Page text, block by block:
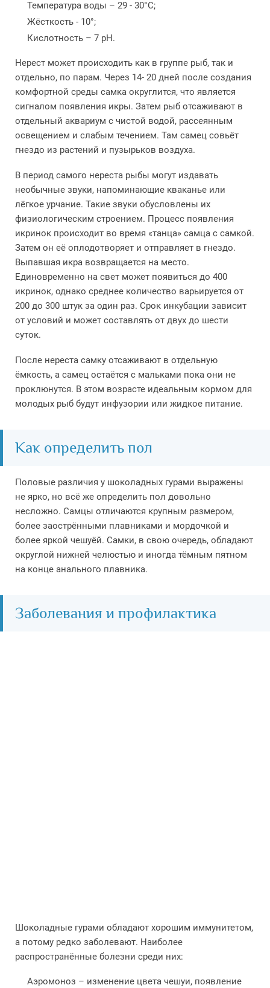
Температура воды – 29 - 30°С;
Жёсткость - 10°;
Кислотность – 7 pH.
Нерест может происходить как в группе рыб, так и
отдельно, по парам. Через 14- 20 дней после создания
комфортной среды самка округлится, что является
сигналом появления икры. Затем рыб отсаживают в
отдельный аквариум с чистой водой, рассеянным
освещением и слабым течением. Там самец совьёт
гнездо из растений и пузырьков воздуха.
В период самого нереста рыбы могут издавать
необычные звуки, напоминающие кваканье или
лёгкое урчание. Такие звуки обусловлены их
физиологическим строением. Процесс появления
икринок происходит во время «танца» самца с самкой.
Затем он её оплодотворяет и отправляет в гнездо.
Выпавшая икра возвращается на место.
Единовременно на свет может появиться до 400
икринок, однако среднее количество варьируется от
200 до 300 штук за один раз. Срок инкубации зависит
от условий и может составлять от двух до шести
суток.
После нереста самку отсаживают в отдельную
ёмкость, а самец остаётся с мальками пока они не
проклюнутся. В этом возрасте идеальным кормом для
молодых рыб будут инфузории или жидкое питание.
Как определить пол
Половые различия у шоколадных гурами выражены
не ярко, но всё же определить пол довольно
несложно. Самцы отличаются крупным размером,
более заострёнными плавниками и мордочкой и
более яркой чешуёй. Самки, в свою очередь, обладают
округлой нижней челюстью и иногда тёмным пятном
на конце анального плавника.
Заболевания и профилактика
Шоколадные гурами обладают хорошим иммунитетом,
а потому редко заболевают. Наиболее
распространённые болезни среди них:
Аэромоноз – изменение цвета чешуи, появление